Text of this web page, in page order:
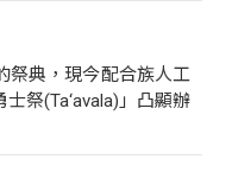
祭典，現今配合族人工
祭(Ta‘avala)」凸顯辦